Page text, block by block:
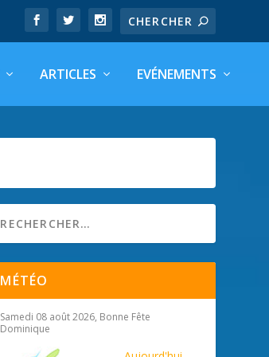
ARTICLES EVÉNEMENTS
MÉTÉO
Samedi 08 août 2026, Bonne Fête
Dominique